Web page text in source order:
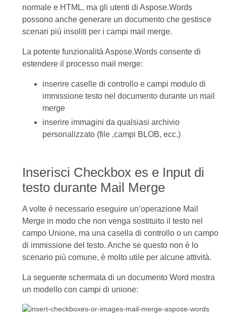
normale e HTML, ma gli utenti di Aspose.Words
possono anche generare un documento che gestisce
scenari più insoliti per i campi mail merge.
La potente funzionalità Aspose.Words consente di
estendere il processo mail merge:
inserire caselle di controllo e campi modulo di
immissione testo nel documento durante un mail
merge
inserire immagini da qualsiasi archivio
personalizzato (file ,campi BLOB, ecc.)
Inserisci Checkbox es e Input di
testo durante Mail Merge
A volte è necessario eseguire un’operazione Mail
Merge in modo che non venga sostituito il testo nel
campo Unione, ma una casella di controllo o un campo
di immissione del testo. Anche se questo non è lo
scenario più comune, è molto utile per alcune attività.
La seguente schermata di un documento Word mostra
un modello con campi di unione: